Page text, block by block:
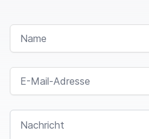
NAME
E-MAIL-ADRESSE
NACHRICHT